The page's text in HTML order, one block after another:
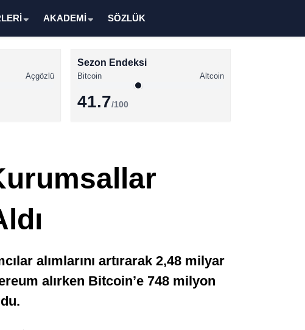
Memecoin Haberleri
AKADEMİ SÖZLÜK
Açgözlü
Sezon Endeksi
Bitcoin Altcoin
41.7/100
alımlarını artırarak 2,48 milyar
alırken Bitcoin’e 748 milyon